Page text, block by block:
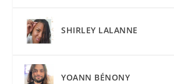
SHIRLEY LALANNE
YOANN BÉNONY